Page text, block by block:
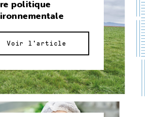
politique
Voir l'article